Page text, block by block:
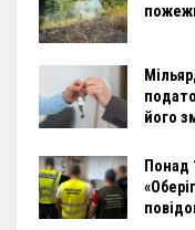
його
Понад